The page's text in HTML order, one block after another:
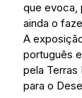
que evoca,
ainda o
A
português
pela
para o